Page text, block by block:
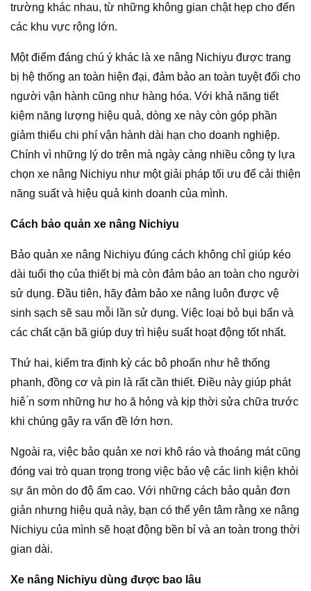
trường khác nhau, từ những không gian chật hẹp cho đến
các khu vực rộng lớn.
Một điểm đáng chú ý khác là xe nâng Nichiyu được trang
bị hệ thống an toàn hiện đại, đảm bảo an toàn tuyệt đối cho
người vận hành cũng như hàng hóa. Với khả năng tiết
kiệm năng lượng hiệu quả, dòng xe này còn góp phần
giảm thiểu chi phí vận hành dài hạn cho doanh nghiệp.
Chính vì những lý do trên mà ngày càng nhiều công ty lựa
chọn xe nâng Nichiyu như một giải pháp tối ưu để cải thiện
năng suất và hiệu quả kinh doanh của mình.
Cách bảo quản xe nâng Nichiyu
Bảo quản xe nâng Nichiyu đúng cách không chỉ giúp kéo
dài tuổi thọ của thiết bị mà còn đảm bảo an toàn cho người
sử dụng. Đầu tiên, hãy đảm bảo xe nâng luôn được vệ
sinh sạch sẽ sau mỗi lần sử dụng. Việc loại bỏ bụi bẩn và
các chất cặn bã giúp duy trì hiệu suất hoạt động tốt nhất.
Thứ hai, kiểm tra định kỳ các bô phoấn như hê thống
phanh, đồng cơ và pin là rất cần thiết. Điều này giúp phát
hiê ́n sơm những hư ho ă hỏng và kịp thời sửa chữa trước
khi chúng gây ra vấn đề lớn hơn.
Ngoài ra, việc bảo quản xe nơi khô ráo và thoáng mát cũng
đóng vai trò quan trọng trong việc bảo vệ các linh kiện khỏi
sự ăn mòn do độ ẩm cao. Với những cách bảo quản đơn
giản nhưng hiệu quả này, bạn có thể yên tâm rằng xe nâng
Nichiyu của mình sẽ hoạt động bền bỉ và an toàn trong thời
gian dài.
Xe nâng Nichiyu dùng được bao lâu